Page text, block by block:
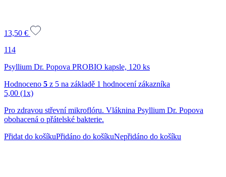
13,50 €
114
Psyllium Dr. Popova PROBIO kapsle, 120 ks
Hodnoceno 5 z 5 na základě 1 hodnocení zákazníka
5,00 (1x)
Pro zdravou střevní mikroflóru. Vláknina Psyllium Dr. Popova
obohacená o přátelské bakterie.
Přidat do košíkuPřidáno do košíkuNepřidáno do košíku